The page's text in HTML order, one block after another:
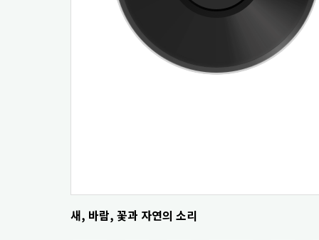
새, 바람, 꽃과 자연의 소리